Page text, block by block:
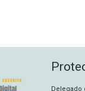
Delegado